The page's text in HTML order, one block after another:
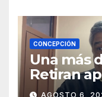
CONCEPCIÓN
Una más
Retiran
AGOSTO 6,